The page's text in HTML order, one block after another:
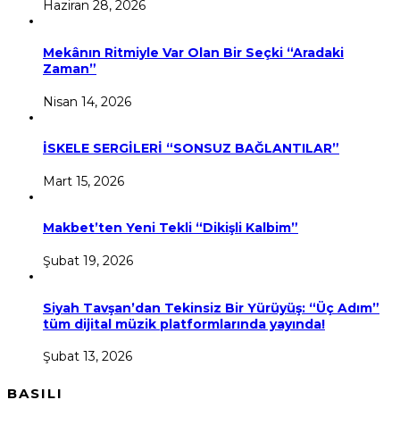
Haziran 28, 2026
Mekânın Ritmiyle Var Olan Bir Seçki “Aradaki
Zaman”
Nisan 14, 2026
İSKELE SERGİLERİ “SONSUZ BAĞLANTILAR”
Mart 15, 2026
Makbet’ten Yeni Tekli “Dikişli Kalbim”
Şubat 19, 2026
Siyah Tavşan’dan Tekinsiz Bir Yürüyüş: “Üç Adım”
tüm dijital müzik platformlarında yayında!
Şubat 13, 2026
BASILI